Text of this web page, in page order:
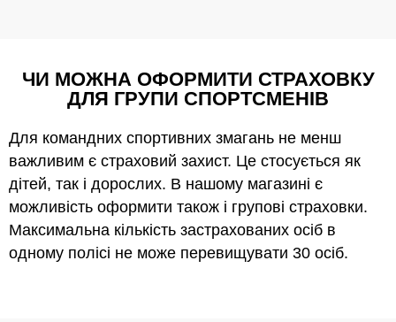
ЧИ МОЖНА ОФОРМИТИ СТРАХОВКУ
ДЛЯ ГРУПИ СПОРТСМЕНІВ
Для командних спортивних змагань не менш
важливим є страховий захист. Це стосується як
дітей, так і дорослих. В нашому магазині є
можливість оформити також і групові страховки.
Максимальна кількість застрахованих осіб в
одному полісі не може перевищувати 30 осіб.